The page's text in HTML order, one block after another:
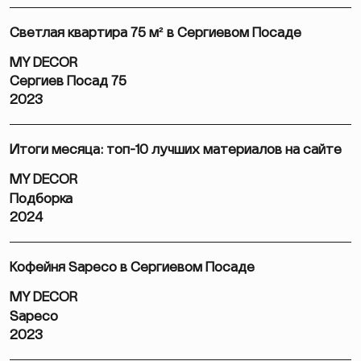
Светлая квартира 75 м² в Сергиевом Посаде
MY DECOR
Сергиев Посад 75
2023
Итоги месяца: топ-10 лучших материалов на сайте
MY DECOR
Подборка
2024
Кофейня Sapeco в Сергиевом Посаде
MY DECOR
Sapeco
2023